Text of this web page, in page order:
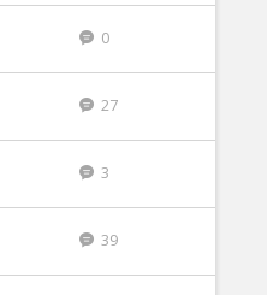
0
27
3
39